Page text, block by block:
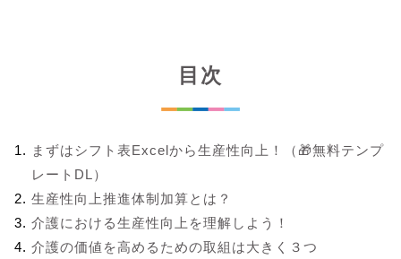
目次
まずはシフト表Excelから生産性向上！（🎁無料テンプ
レートDL）
生産性向上推進体制加算とは？
介護における生産性向上を理解しよう！
介護の価値を高めるための取組は大きく３つ